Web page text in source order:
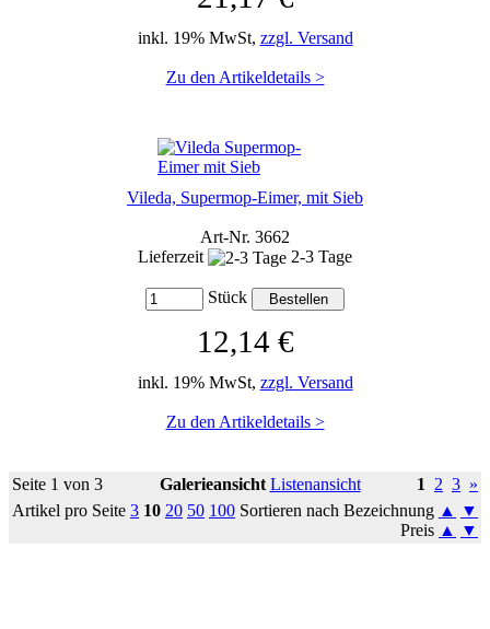
inkl. 19% MwSt, zzgl. Versand
Zu den Artikeldetails >
Vileda, Supermop-Eimer, mit Sieb
Art-Nr. 3662
Lieferzeit
2-3 Tage
Stück
12,14 €
inkl. 19% MwSt, zzgl. Versand
Zu den Artikeldetails >
Seite 1 von 3 1 2 3 »
Galerieansicht Listenansicht
Artikel pro Seite 3 10 20 50 100 Sortieren nach Bezeichnung ▲
▼
Preis ▲ ▼